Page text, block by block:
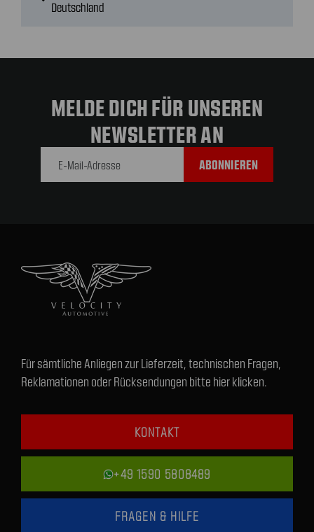
Deutschland
MELDE DICH FÜR UNSEREN
NEWSLETTER AN
Für sämtliche Anliegen zur Lieferzeit, technischen Fragen,
Reklamationen oder Rücksendungen bitte hier klicken.
KONTAKT
+49 1590 5808489
FRAGEN & HILFE